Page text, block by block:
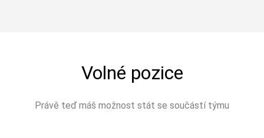
Volné pozice
Právě teď máš možnost stát se součástí týmu